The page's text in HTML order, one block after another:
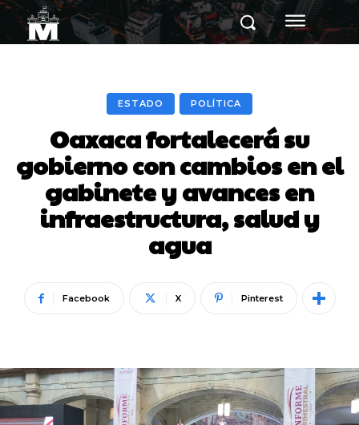
ESTADO POLÍTICA
Oaxaca fortalecerá su
gobierno con cambios en el
gabinete y avances en
infraestructura, salud y
agua
Facebook X Pinterest